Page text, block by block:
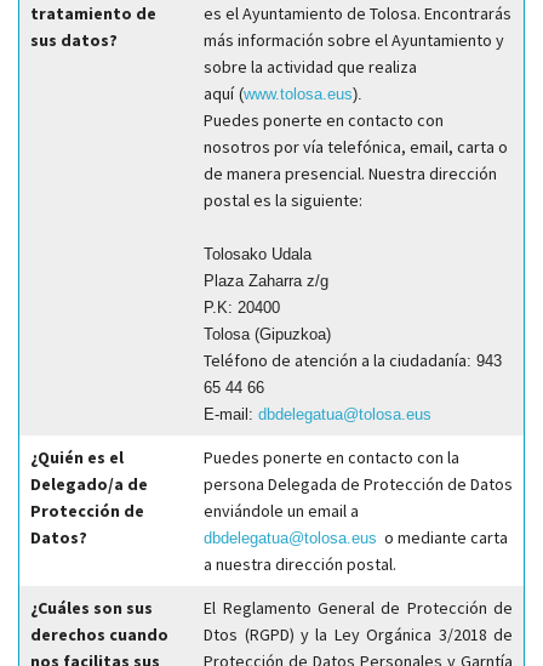
tratamiento de
sus datos?
es el Ayuntamiento de Tolosa. Encontrarás
más información sobre el Ayuntamiento y
sobre la actividad que realiza
aquí (www.tolosa.eus).
Puedes ponerte en contacto con
nosotros por vía telefónica, email, carta o
de manera presencial. Nuestra dirección
postal es la siguiente:
Tolosako Udala
Plaza Zaharra z/g
P.K: 20400
Tolosa (Gipuzkoa)
Teléfono de atención a la ciudadanía: 943
65 44 66
E-mail:dbdelegatua@tolosa.eus
¿Quién es el
Delegado/a de
Protección de
Datos?
Puedes ponerte en contacto con la
persona Delegada de Protección de Datos
enviándole un email a
dbdelegatua@tolosa.eus o mediante carta
a nuestra dirección postal.
¿Cuáles son sus
derechos cuando
nos facilitas sus
El Reglamento General de Protección de
Dtos (RGPD) y la Ley Orgánica 3/2018 de
Protección de Datos Personales y Garntía